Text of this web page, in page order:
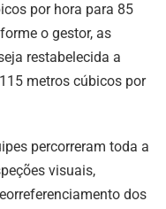
por hora para 85
o gestor, as
restabelecida a
metros cúbicos por
percorreram toda a
visuais,
dos